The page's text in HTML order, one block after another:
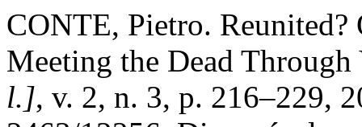
CONTE, Pietro. Reunited?
Meeting the Dead
l.], v. 2, n. 3, p. 216–229,